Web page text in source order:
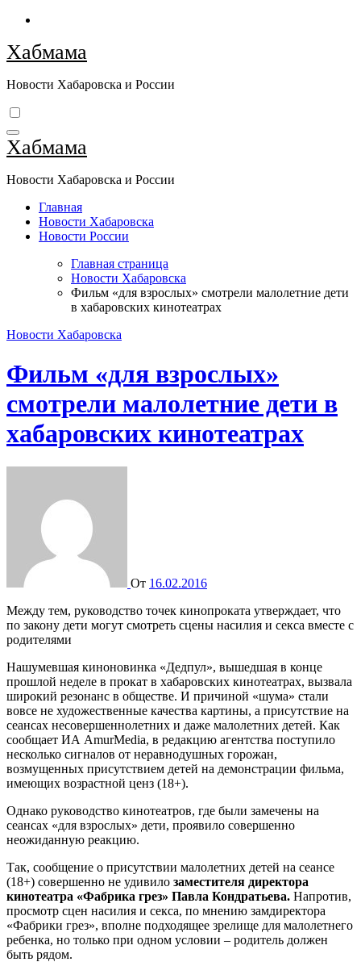
Перейти
содержимому
Хабмама
Новости Хабаровска и России
Хабмама
Новости Хабаровска и России
Главная
Новости Хабаровска
Новости России
Главная страница
Новости Хабаровска
Фильм «для взрослых» смотрели малолетние дети
в хабаровских кинотеатрах
Новости Хабаровска
Фильм «для взрослых»
смотрели малолетние дети в
хабаровских кинотеатрах
От 16.02.2016
Между тем, руководство точек кинопроката утверждает, что
по закону дети могут смотреть сцены насилия и секса вместе с
родителями
Нашумевшая киноновинка «Дедпул», вышедшая в конце
прошлой неделе в прокат в хабаровских кинотеатрах, вызвала
широкий резонанс в обществе. И причиной «шума» стали
вовсе не художественные качества картины, а присутствие на
сеансах несовершеннолетних и даже малолетних детей. Как
сообщает ИА AmurMedia, в редакцию агентства поступило
несколько сигналов от неравнодушных горожан,
возмущенных присутствием детей на демонстрации фильма,
имеющих возрастной ценз (18+).
Однако руководство кинотеатров, где были замечены на
сеансах «для взрослых» дети, проявило совершенно
неожиданную реакцию.
Так, сообщение о присутствии малолетних детей на сеансе
(18+) совершенно не удивило заместителя директора
кинотеатра «Фабрика грез» Павла Кондратьева. Напротив,
просмотр сцен насилия и секса, по мнению замдиректора
«Фабрики грез», вполне подходящее зрелище для малолетнего
ребенка, но только при одном условии – родитель должен
быть рядом.